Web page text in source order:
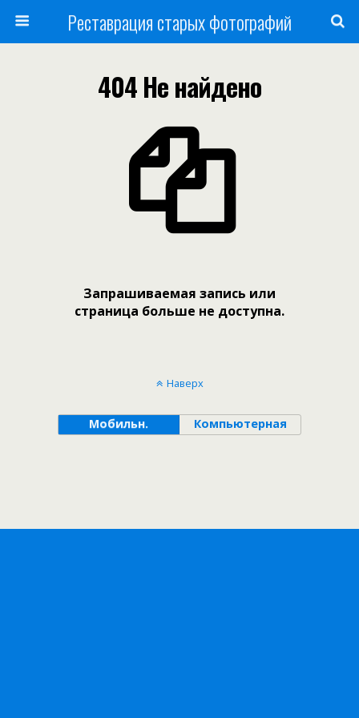
Реставрация старых фотографий
404 Не найдено
Запрашиваемая запись или
страница больше не доступна.
Наверх
Мобильн. Компьютерная